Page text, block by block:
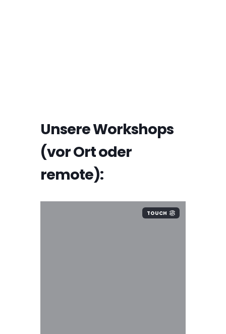
Unsere Workshops
(vor Ort oder
remote):
TOUCH